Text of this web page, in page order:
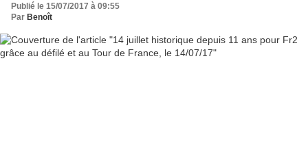
Publié le 15/07/2017 à 09:55
Par Benoît